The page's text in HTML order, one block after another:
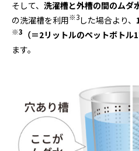
そして、 洗濯槽と外槽の間のムダ
の洗濯槽を利用※3した場合より、
※3 （＝2リットルのペットボトル
ます。